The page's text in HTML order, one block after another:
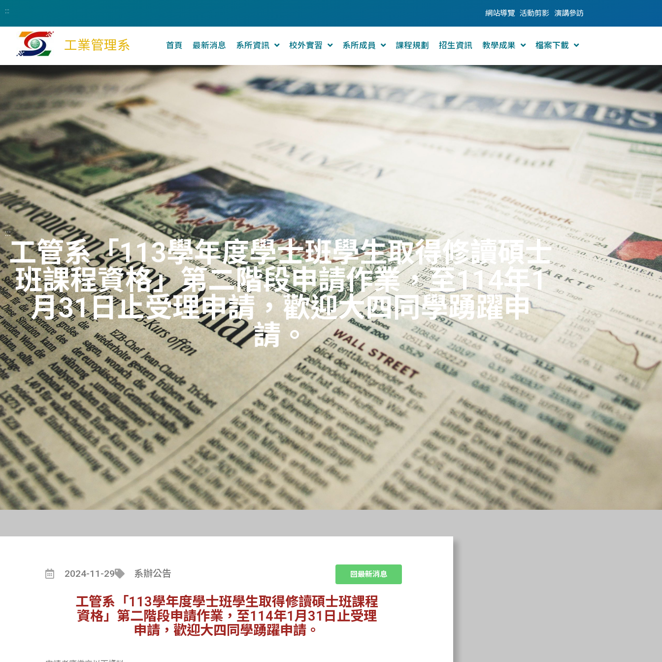
::: 網站導覽 活動剪影 演講參訪
工業管理系 首頁 最新消息 系所資訊 校外實習 系所成員 課程規劃 招生資訊 教學成果 檔案下載
:::
工管系「113學年度學士班學生取得修讀碩士
班課程資格」第二階段申請作業，至114年1
月31日止受理申請，歡迎大四同學踴躍申
請。
2024-11-29 系辦公告 回最新消息
工管系「113學年度學士班學生取得修讀碩士班課程
資格」第二階段申請作業，至114年1月31日止受理
申請，歡迎大四同學踴躍申請。